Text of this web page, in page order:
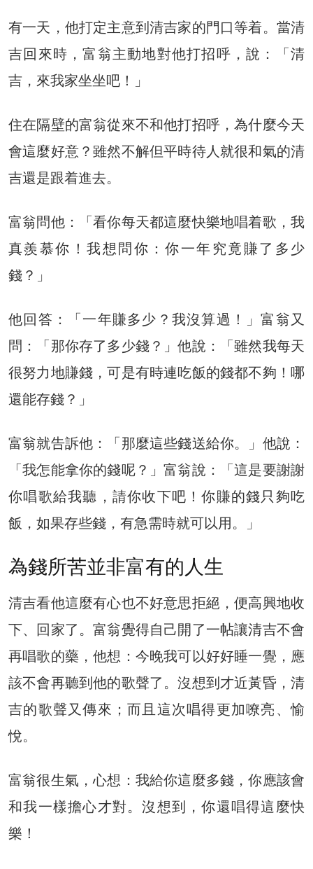
有一天，他打定主意到清吉家的門口等着。當清
吉回來時，富翁主動地對他打招呼，說：「清
吉，來我家坐坐吧！」
住在隔壁的富翁從來不和他打招呼，為什麼今天
會這麼好意？雖然不解但平時待人就很和氣的清
吉還是跟着進去。
富翁問他：「看你每天都這麼快樂地唱着歌，我
真羨慕你！我想問你：你一年究竟賺了多少
錢？」
他回答：「一年賺多少？我沒算過！」富翁又
問：「那你存了多少錢？」他說：「雖然我每天
很努力地賺錢，可是有時連吃飯的錢都不夠！哪
還能存錢？」
富翁就告訴他：「那麼這些錢送給你。」他說：
「我怎能拿你的錢呢？」富翁說：「這是要謝謝
你唱歌給我聽，請你收下吧！你賺的錢只夠吃
飯，如果存些錢，有急需時就可以用。」
為錢所苦並非富有的人生
清吉看他這麼有心也不好意思拒絕，便高興地收
下、回家了。富翁覺得自己開了一帖讓清吉不會
再唱歌的藥，他想：今晚我可以好好睡一覺，應
該不會再聽到他的歌聲了。沒想到才近黃昏，清
吉的歌聲又傳來；而且這次唱得更加嘹亮、愉
悅。
富翁很生氣，心想：我給你這麼多錢，你應該會
和我一樣擔心才對。沒想到，你還唱得這麼快
樂！